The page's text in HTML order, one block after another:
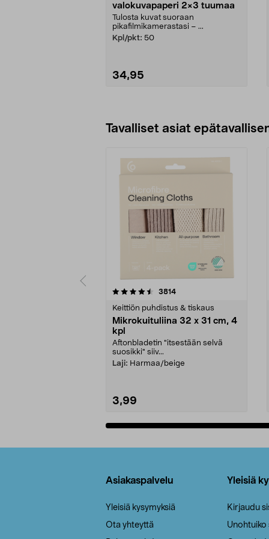
valokuvapaperi 2×3 tuumaa
Tulosta kuvat suoraan
pikafilmikamerastasi – ...
Kpl/pkt: 50
34,95
Tavalliset asiat
3814arvostelut
Keittiön puhdistus & tiskaus
Mikrokuituliina 32 x 31 cm, 4
kpl
Aftonbladetin "itsestään selvä
suosikki" siiv...
Laji: Harmaa/beige
3,99
4.5viidestä
Asiakaspalvelu
Yleisiä kysymyksiä
Ota yhteyttä
Yleisiä
Kirjaudu
Unohtuiko